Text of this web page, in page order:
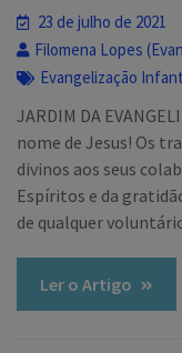
23 de julho de 2021
Filomena Lopes
Evangelização
JARDIM DA
nome de Jesus! Os
divinos aos seus
Espíritos e da
de qualquer
Ler o Artigo